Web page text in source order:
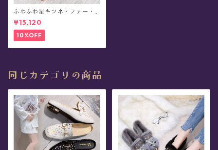
ふわふわ星キツネ・ファー・
パンプス(全2色)
¥15,120
10%OFF
同じカテゴリの商品